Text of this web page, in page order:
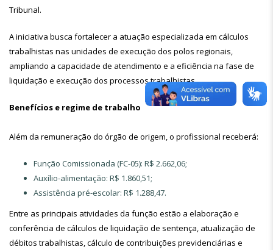
Tribunal.
A iniciativa busca fortalecer a atuação especializada em cálculos
trabalhistas nas unidades de execução dos polos regionais,
ampliando a capacidade de atendimento e a eficiência na fase de
liquidação e execução dos processos trabalhistas.
Benefícios e regime de trabalho
Além da remuneração do órgão de origem, o profissional receberá:
Função Comissionada (FC-05): R$ 2.662,06;
Auxílio-alimentação: R$ 1.860,51;
Assistência pré-escolar: R$ 1.288,47.
Entre as principais atividades da função estão a elaboração e
conferência de cálculos de liquidação de sentença, atualização de
débitos trabalhistas, cálculo de contribuições previdenciárias e